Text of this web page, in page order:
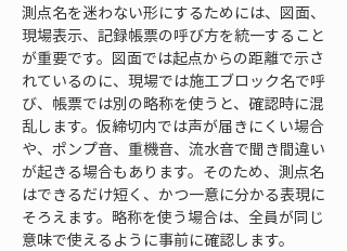
測点名を迷わない形にするためには、図面、
現場表示、記録帳票の呼び方を統一すること
が重要です。図面では起点からの距離で示さ
れているのに、現場では施工ブロック名で呼
び、帳票では別の略称を使うと、確認時に混
乱します。仮締切内では声が届きにくい場合
や、ポンプ音、重機音、流水音で聞き間違い
が起きる場合もあります。そのため、測点名
はできるだけ短く、かつ一意に分かる表現に
そろえます。略称を使う場合は、全員が同じ
意味で使えるように事前に確認します。